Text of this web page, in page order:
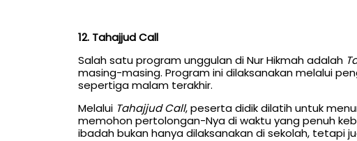
12. Tahajjud Call
Salah satu program unggulan di Nur Hikmah adalah
masing-masing. Program ini dilaksanakan melalui
sepertiga malam terakhir.
Melalui Tahajjud Call, peserta didik dilatih untuk
memohon pertolongan-Nya di waktu yang penuh
ibadah bukan hanya dilaksanakan di sekolah, tetapi